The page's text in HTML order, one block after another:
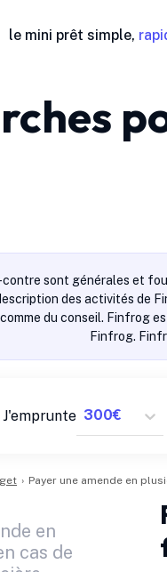
le mini prêt simple,
sont générales et
des activités de
du conseil. Finfrog
Finfrog.
J'emprunte
› Payer une amende en
en
cas de